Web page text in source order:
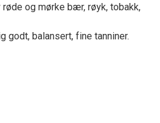
og mørke bær, røyk, tobakk,
godt, balansert, fine tanniner.